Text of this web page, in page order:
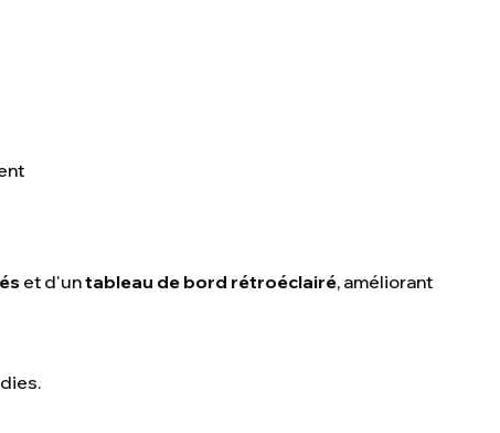
et d'untableau de bord rétroéclairé, améliorant